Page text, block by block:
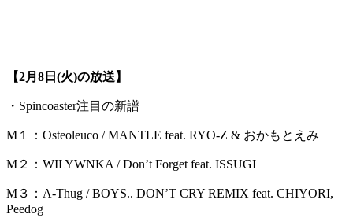
【2月8日(火)の放送】
・Spincoaster注目の新譜
M１：Osteoleuco / MANTLE feat. RYO-Z & おかもとえみ
M２：WILYWNKA / Don’t Forget feat. ISSUGI
M３：A-Thug / BOYS.. DON’T CRY REMIX feat. CHIYORI,
Peedog